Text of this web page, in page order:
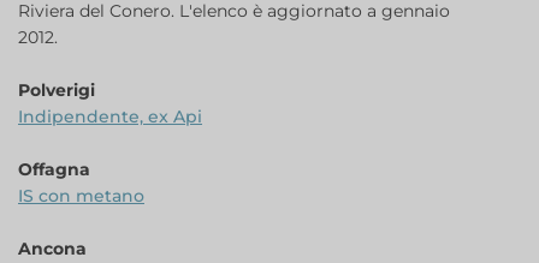
Riviera del Conero. L'elenco è aggiornato a gennaio
2012.
Polverigi
Indipendente, ex Api
Offagna
IS con metano
Ancona